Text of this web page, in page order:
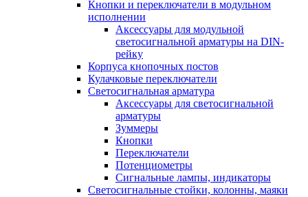
Кнопки и переключатели в модульном
исполнении
Аксессуары для модульной
светосигнальной арматуры на DIN-
рейку
Корпуса кнопочных постов
Кулачковые переключатели
Светосигнальная арматура
Аксессуары для светосигнальной
арматуры
Зуммеры
Кнопки
Переключатели
Потенциометры
Сигнальные лампы, индикаторы
Светосигнальные стойки, колонны, маяки